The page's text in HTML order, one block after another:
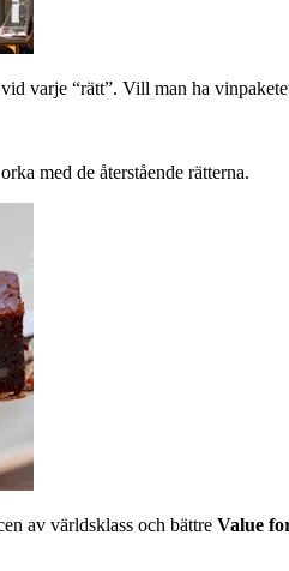
varje “rätt”. Vill man ha
med de återstående rätterna.
av världsklass och bättre Value